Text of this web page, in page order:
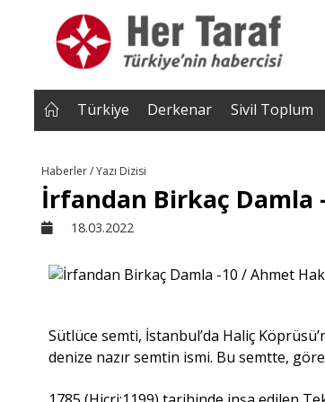
• Türkiye, Pakistan ve Suudi
Mekke
Türkiye Derkenar Sivil Toplum
Haberler / Yazı Dizisi
İrfandan Birkaç Damla
18.03.2022
Sütlüce semti, İstanbul’da Haliç
denize nazır semtin ismi. Bu semtte,